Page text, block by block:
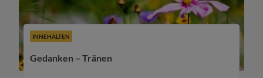
INNEHALTEN
Gedanken – Tränen